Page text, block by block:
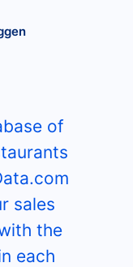
of
sales
the
each